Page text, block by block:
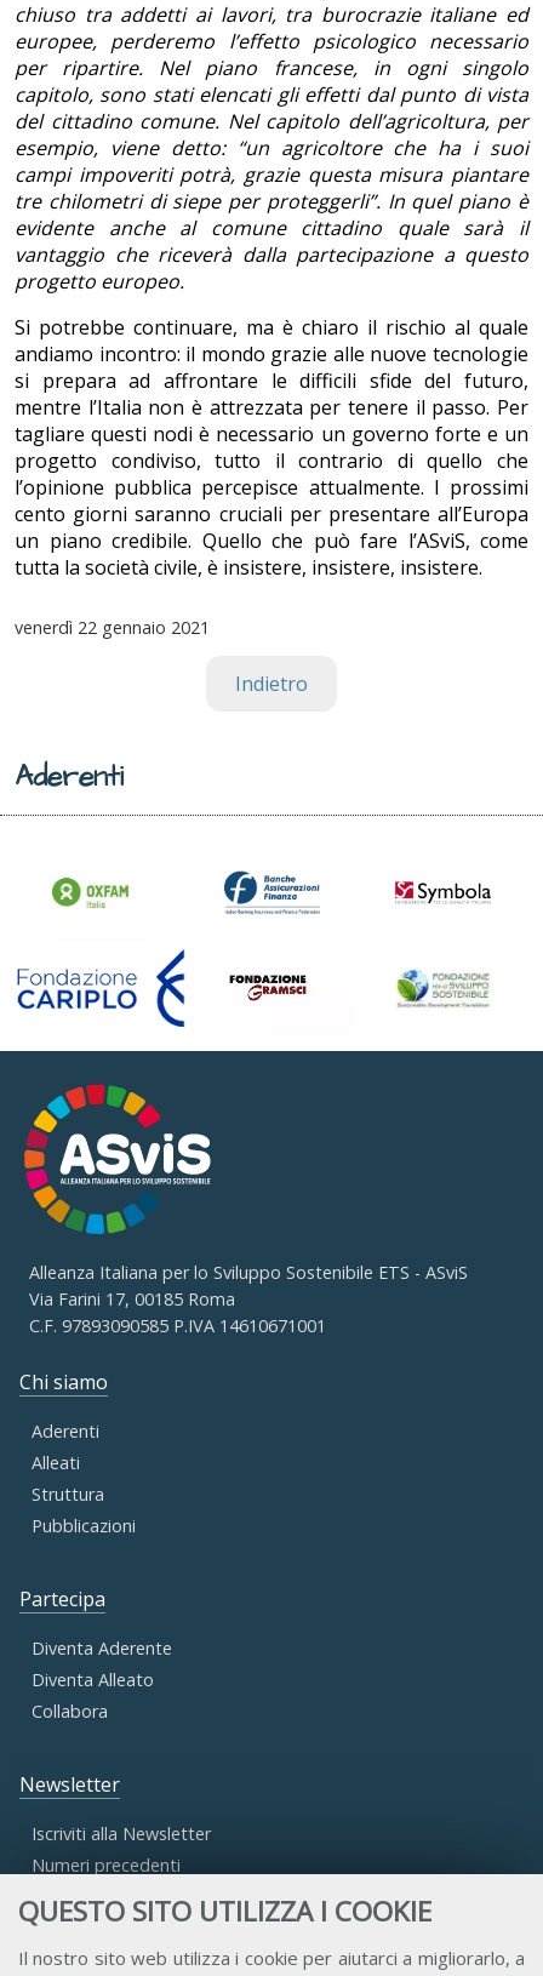
QUESTO SITO UTILIZZA I COOKIE
Il nostro sito web utilizza i cookie per aiutarci a migliorarlo, a
chiuso tra addetti ai lavori, tra burocrazie italiane ed
europee, perderemo l’effetto psicologico necessario
per ripartire. Nel piano francese, in ogni singolo
capitolo, sono stati elencati gli effetti dal punto di vista
del cittadino comune. Nel capitolo dell’agricoltura, per
esempio, viene detto: “un agricoltore che ha i suoi
campi impoveriti potrà, grazie questa misura piantare
tre chilometri di siepe per proteggerli”. In quel piano è
evidente anche al comune cittadino quale sarà il
vantaggio che riceverà dalla partecipazione a questo
progetto europeo.
Si potrebbe continuare, ma è chiaro il rischio al quale
andiamo incontro: il mondo grazie alle nuove tecnologie
si prepara ad affrontare le difficili sfide del futuro,
mentre l’Italia non è attrezzata per tenere il passo. Per
tagliare questi nodi è necessario un governo forte e un
progetto condiviso, tutto il contrario di quello che
l’opinione pubblica percepisce attualmente. I prossimi
cento giorni saranno cruciali per presentare all’Europa
un piano credibile. Quello che può fare l’ASviS, come
tutta la società civile, è insistere, insistere, insistere.
venerdì 22 gennaio 2021
Indietro
Aderenti
Alleanza Italiana per lo Sviluppo Sostenibile ETS - ASviS
Via Farini 17, 00185 Roma
C.F. 97893090585 P.IVA 14610671001
Chi siamo
Aderenti
Alleati
Struttura
Pubblicazioni
Partecipa
Diventa Aderente
Diventa Alleato
Collabora
Newsletter
Iscriviti alla Newsletter
Numeri precedenti